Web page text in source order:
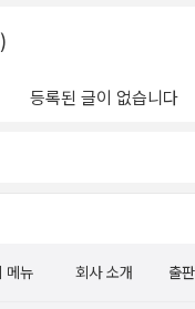
침없는 입담과 욕설, 성
가 갈린다. 하지만 이야기
역할을 한다. 제국의 정치
고 현실적인 인물처럼 느
치 구조를 설명하는 데 많
력이 약하게 느껴진다. 그
구하러 등장하는 장면에서
제국의 기반은 붕괴의 위
의 세계 권력 구조와도 묘
긴장과 몰입을 높여주는 장
의 통치자 또한 완벽한 존
게를 온전히 보여준다.⠀
치적 계산과 권력 다툼에
지하려는 인간의 본능, 그
등록된 글이 없습니다
메뉴 회사 소개 출